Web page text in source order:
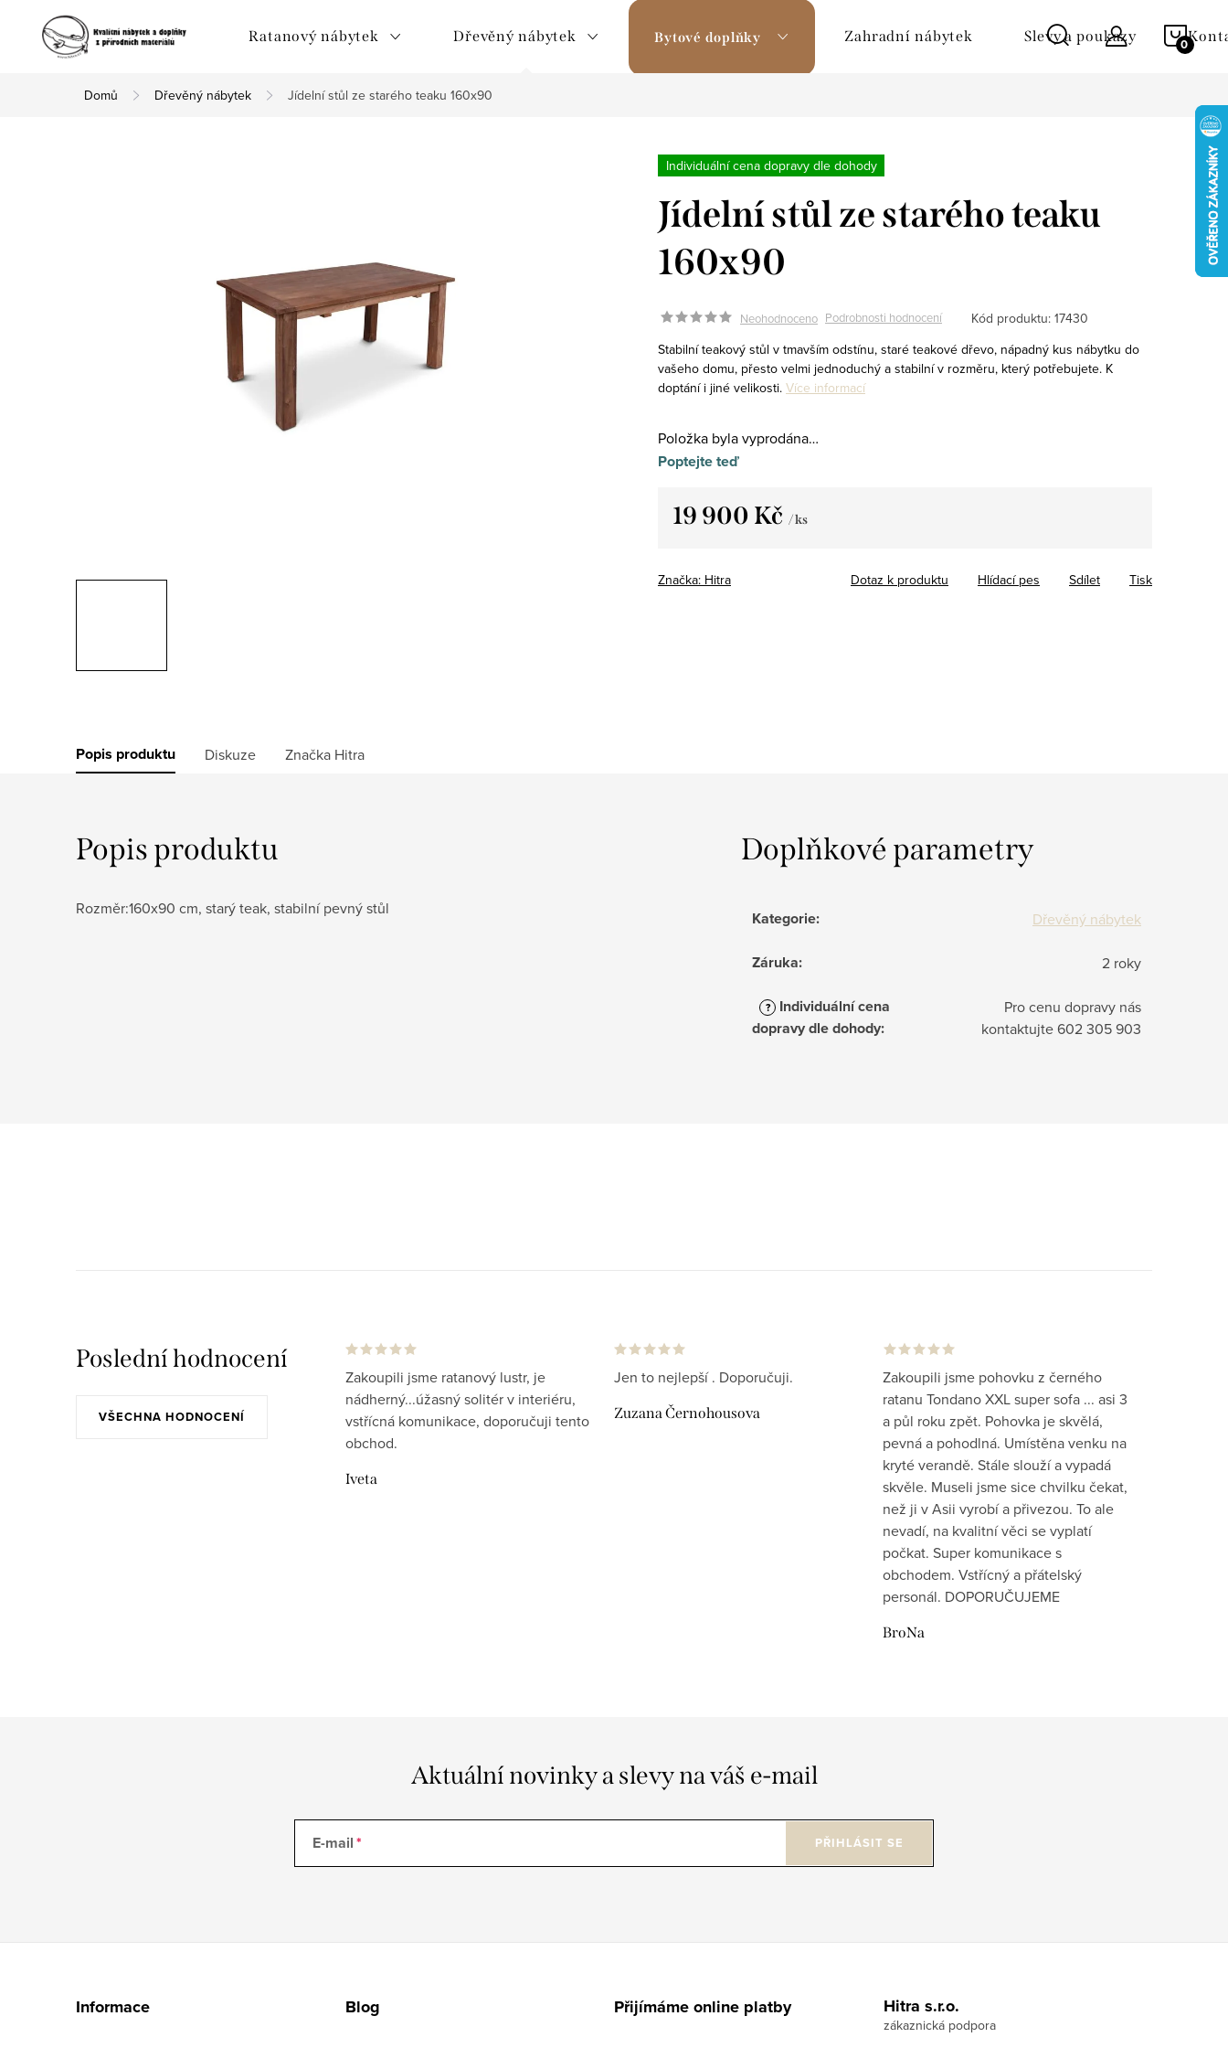
Ratanový nábytek Dřevěný nábytek Bytové doplňky Zahradní nábytek Slevy a poukazy
Domů Dřevěný nábytek Jídelní stůl ze starého teaku 160x90
Individuální cena dopravy dle dohody
Jídelní stůl ze starého teaku
160x90
Neohodnoceno Podrobnosti hodnocení Kód produktu: 17430
Stabilní teakový stůl v tmavším odstínu, staré teakové dřevo, nápadný kus nábytku do
vašeho domu, přesto velmi jednoduchý a stabilní v rozměru, který potřebujete. K
doptání i jiné velikosti. Více informací
Položka byla vyprodána…
Poptejte teď
19 900 Kč / ks
Značka: Hitra Tisk
Dotaz k produktu Hlídací pes Sdílet
Popis produktu Diskuze Značka Hitra
Popis produktu
Rozměr:160x90 cm, starý teak, stabilní pevný stůl
Doplňkové parametry
Kategorie: Dřevěný nábytek
Záruka: 2 roky
?
Individuální cena
dopravy dle dohody:
Pro cenu dopravy nás
kontaktujte 602 305 903
Poslední hodnocení
VŠECHNA HODNOCENÍ
Zakoupili jsme ratanový lustr, je
nádherný...úžasný solitér v interiéru,
vstřícná komunikace, doporučuji tento
obchod.
Iveta
Jen to nejlepší . Doporučuji.
Zuzana Černohousova
Zakoupili jsme pohovku z černého
ratanu Tondano XXL super sofa ... asi 3
a půl roku zpět. Pohovka je skvělá,
pevná a pohodlná. Umístěna venku na
kryté verandě. Stále slouží a vypadá
skvěle. Museli jsme sice chvilku čekat,
než ji v Asii vyrobí a přivezou. To ale
nevadí, na kvalitní věci se vyplatí
počkat. Super komunikace s
obchodem. Vstřícný a přátelský
personál. DOPORUČUJEME
BroNa
Aktuální novinky a slevy na váš e-mail
E-mail PŘIHLÁSIT SE
Informace Blog Přijímáme online platby Hitra s.r.o.